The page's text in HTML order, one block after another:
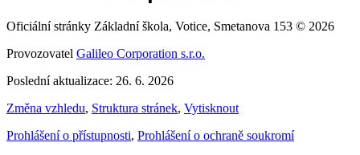
Oficiální stránky Základní škola, Votice, Smetanova 153 © 2026
Provozovatel Galileo Corporation s.r.o.
Poslední aktualizace: 26. 6. 2026
Změna vzhledu, Struktura stránek, Vytisknout
Prohlášení o přístupnosti, Prohlášení o ochraně soukromí